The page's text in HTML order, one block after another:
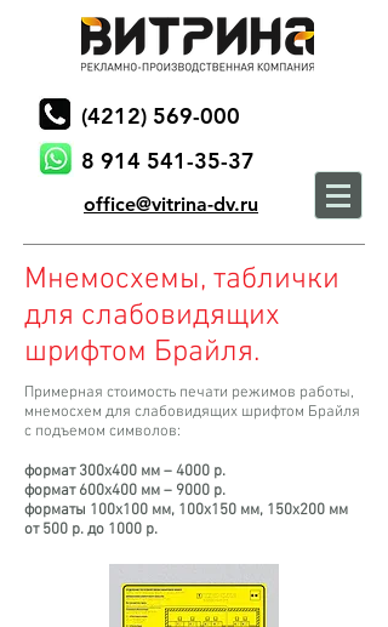
(4212) 569-000
8 914 541-35-37
office@vitrina-dv.ru
Мнемосхемы, таблички
для слабовидящих
шрифтом Брайля.
Примерная стоимость печати режимов работы,
мнемосхем для слабовидящих шрифтом Брайля
с подъемом символов:
формат 300х400 мм – 4000 р.
формат 600х400 мм – 9000 р.
форматы 100х100 мм, 100х150 мм, 150х200 мм
от 500 р. до 1000 р.